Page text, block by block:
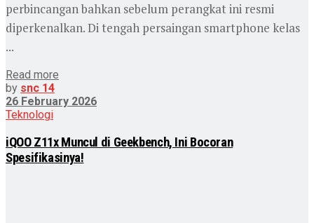
perbincangan bahkan sebelum perangkat ini resmi
diperkenalkan. Di tengah persaingan smartphone kelas
...
Read more
by snc 14
26 February 2026
Teknologi
iQOO Z11x Muncul di Geekbench, Ini Bocoran
Spesifikasinya!